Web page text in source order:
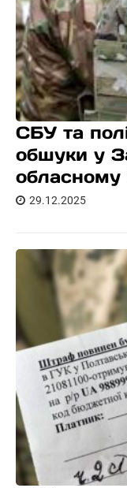
СБУ та
обшуки у
29.12.2025